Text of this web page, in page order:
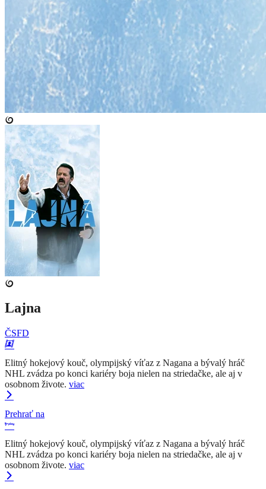
Lajna
ČSFD
Elitný hokejový kouč, olympijský víťaz z Nagana a bývalý hráč
NHL zvádza po konci kariéry boja nielen na striedačke, ale aj v
osobnom živote. viac
Prehrať na
Elitný hokejový kouč, olympijský víťaz z Nagana a bývalý hráč
NHL zvádza po konci kariéry boja nielen na striedačke, ale aj v
osobnom živote. viac